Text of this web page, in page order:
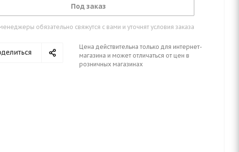
Под заказ
обязательно свяжутся с вами и уточнят условия заказа
Цена действительна только для интернет-
магазина и может отличаться от цен в
розничных магазинах